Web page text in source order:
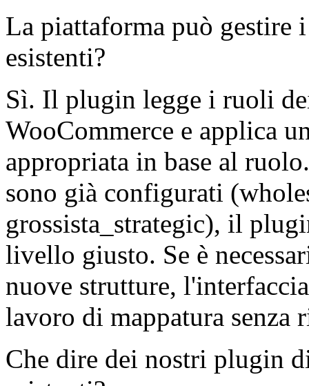
La piattaforma può
esistenti?
Sì. Il plugin legge i ruoli
WooCommerce e applica
appropriata in base al
sono già configurati
grossista_strategic), il
livello giusto. Se è
nuove strutture,
lavoro di mappatura senza
Che dire dei nostri plugin